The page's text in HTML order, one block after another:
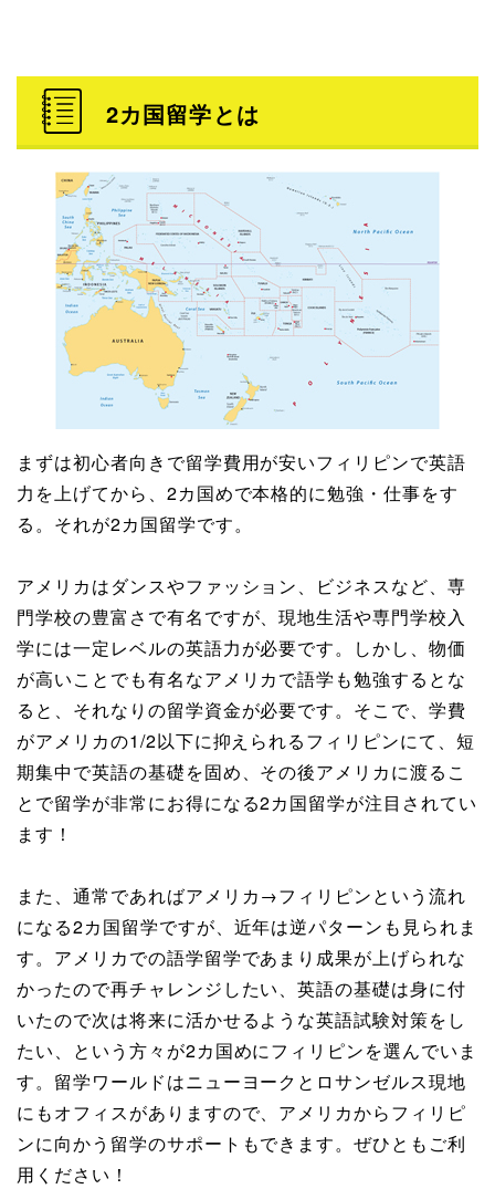
2カ国留学とは
まずは初心者向きで留学費用が安いフィリピンで英語
力を上げてから、2カ国めで本格的に勉強・仕事をす
る。それが2カ国留学です。
アメリカはダンスやファッション、ビジネスなど、専
門学校の豊富さで有名ですが、現地生活や専門学校入
学には一定レベルの英語力が必要です。しかし、物価
が高いことでも有名なアメリカで語学も勉強するとな
ると、それなりの留学資金が必要です。そこで、学費
がアメリカの1/2以下に抑えられるフィリピンにて、短
期集中で英語の基礎を固め、その後アメリカに渡るこ
とで留学が非常にお得になる2カ国留学が注目されてい
ます！
また、通常であればアメリカ→フィリピンという流れ
になる2カ国留学ですが、近年は逆パターンも見られま
す。アメリカでの語学留学であまり成果が上げられな
かったので再チャレンジしたい、英語の基礎は身に付
いたので次は将来に活かせるような英語試験対策をし
たい、という方々が2カ国めにフィリピンを選んでいま
す。留学ワールドはニューヨークとロサンゼルス現地
にもオフィスがありますので、アメリカからフィリピ
ンに向かう留学のサポートもできます。ぜひともご利
用ください！